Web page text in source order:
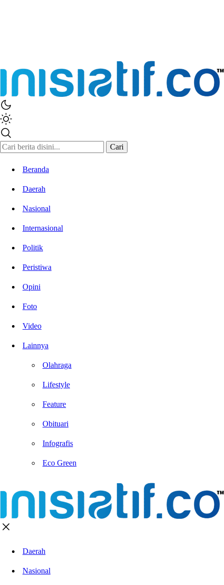
Cari
Beranda
Daerah
Nasional
Internasional
Politik
Peristiwa
Opini
Foto
Video
Lainnya
Olahraga
Lifestyle
Feature
Obituari
Infografis
Eco Green
Daerah
Nasional